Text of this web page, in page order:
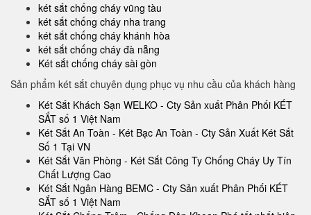
két sắt chống cháy vũng tàu
két sắt chống cháy nha trang
két sắt chống cháy khánh hòa
két sắt chống cháy đà nẵng
Két sắt chống cháy sài gòn
Sản phẩm két sắt chuyên dụng phục vụ nhu cầu của khách hàng
Két Sắt Khách Sạn WELKO - Cty Sản xuất Phân Phối KÉT
SẮT số 1 Việt Nam
Két Sắt An Toàn - Két Bạc An Toàn - Cty Sản Xuất Két Sắt
Số 1 Tại VN
Két Sắt Văn Phòng - Két Sắt Công Ty Chống Cháy Uy Tín
Chất Lượng Cao
Két Sắt Ngân Hàng BEMC - Cty Sản xuất Phân Phối KÉT
SẮT số 1 Việt Nam